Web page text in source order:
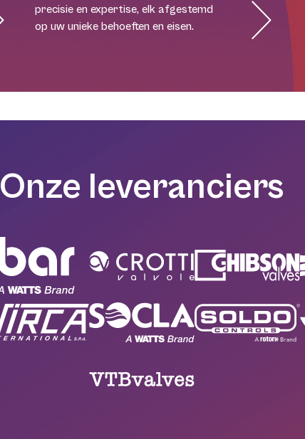
precisie en expertise, elk afgestemd
op uw unieke behoeften en eisen.
Onze leveranciers